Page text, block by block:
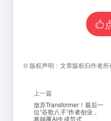
© 版权声明： 文章版权归作者所
上一篇
放弃Transformer！最后一
位“谷歌八子”作者创业，
将颠覆AI生成范式